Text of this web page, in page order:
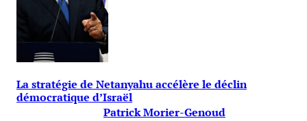
La stratégie de Netanyahu accélère le déclin
démocratique d’Israël
Patrick Morier-Genoud